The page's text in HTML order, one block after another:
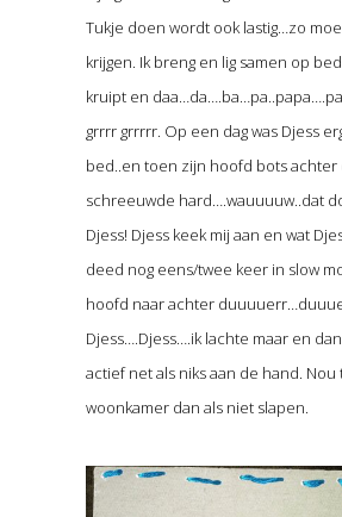
Tukje doen wordt ook lastig…zo
krijgen. Ik breng en lig samen op
kruipt en
grrrr grrrrr. Op een dag was Djess
bed..en toen zijn hoofd bots achter
schreeuwde hard….wauuuuw..dat
Djess! Djess keek mij aan en wat
deed nog eens/twee keer in slow
hoofd naar achter
Djess….Djess….ik lachte maar en
actief net als niks aan de hand. Nou
woonkamer dan als niet slapen.